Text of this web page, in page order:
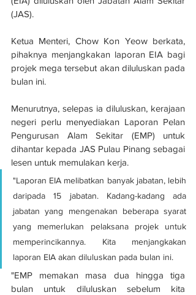
(JAS).
Ketua Menteri, Chow Kon Yeow berkata,
pihaknya menjangkakan laporan EIA bagi
projek mega tersebut akan diluluskan pada
bulan ini.
Menurutnya, selepas ia diluluskan, kerajaan
negeri perlu menyediakan Laporan Pelan
Pengurusan Alam Sekitar (EMP) untuk
dihantar kepada JAS Pulau Pinang sebagai
lesen untuk memulakan kerja.
"Laporan EIA melibatkan banyak jabatan, lebih
daripada 15 jabatan. Kadang-kadang ada
jabatan yang mengenakan beberapa syarat
yang memerlukan pelaksana projek untuk
memperincikannya. Kita menjangkakan
laporan EIA akan diluluskan pada bulan ini.
"EMP memakan masa dua hingga tiga
bulan untuk diluluskan sebelum kita